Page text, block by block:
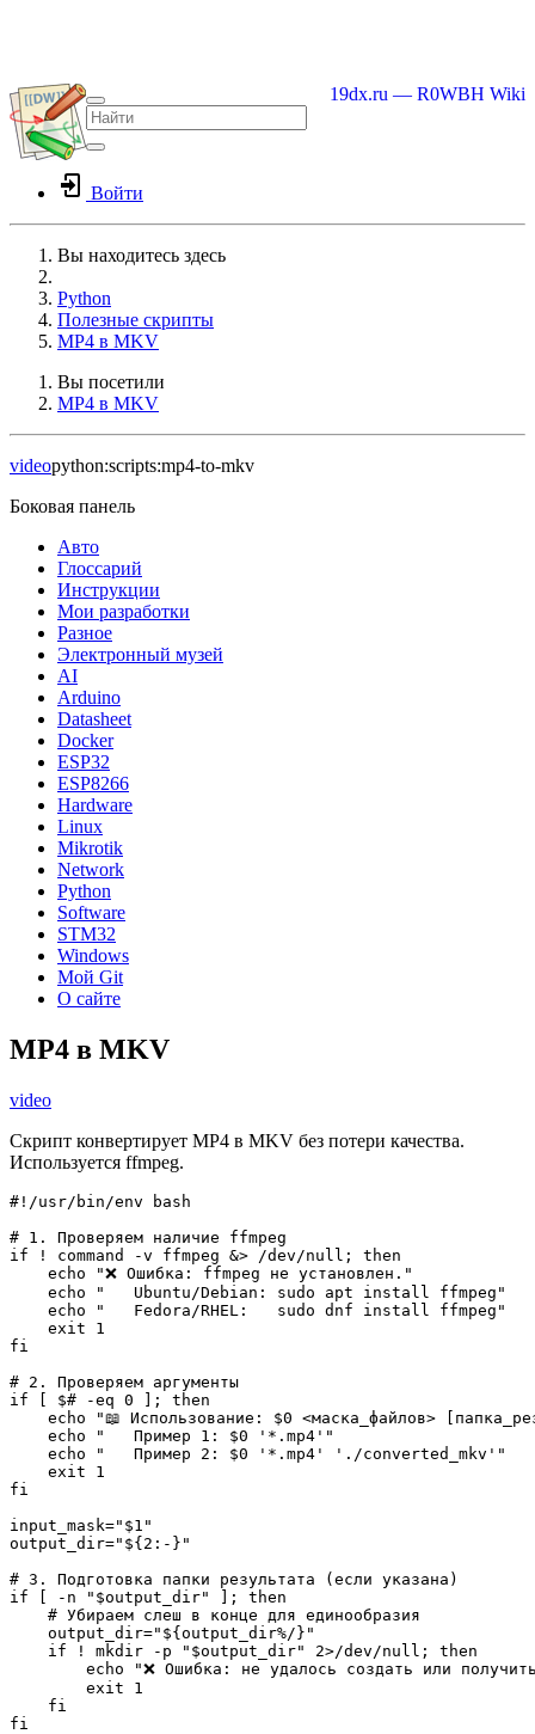
19dx.ru — R0WBH Wiki
Войти
Вы находитесь здесь
Python
Полезные скрипты
MP4 в MKV
Вы посетили
MP4 в MKV
videopython:scripts:mp4-to-mkv
Боковая панель
Авто
Глоссарий
Инструкции
Мои разработки
Разное
Электронный музей
AI
Arduino
Datasheet
Docker
ESP32
ESP8266
Hardware
Linux
Mikrotik
Network
Python
Software
STM32
Windows
Мой Git
О сайте
MP4 в MKV
video
Скрипт конвертирует MP4 в MKV без потери качества.
Используется ffmpeg.
#!/usr/bin/env bash
# 1. Проверяем наличие ffmpeg
if
! command -v ffmpeg &> /dev /null; then
echo
"❌ Ошибка: ffmpeg не установлен."
echo
"   Ubuntu/Debian: sudo apt install ffmpeg"
echo
"   Fedora/RHEL:   sudo dnf install ffmpeg"
exit
1
fi
# 2. Проверяем аргументы
if
$# -eq 0 ; then
echo
"📖 Использование: $0 <маска_файлов>
echo
"   Пример 1: $0 '*.mp4'"
echo
"   Пример 2: $0 '*.mp4' './converted_mkv'"
exit
1
fi
input_mask="$1"
output_dir=" ${2:-} "
# 3. Подготовка папки результата (если указана)
if
-n " $output_dir" ; then
# Убираем слеш в конце для единообразия
output_dir=" ${output_dir%/} "
if
! mkdir -p " $output_dir" 2>/dev /null; then
echo
"❌ Ошибка: не удалось создать или
exit
1
fi
fi